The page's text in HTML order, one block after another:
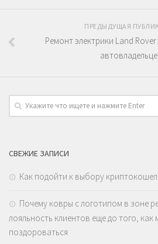
ПРЕДЫДУЩАЯ
Ремонт электрики Land
СВЕЖИЕ ЗАПИСИ
Как подойти к выбору
Почему ковры с логотипом в зоне
лояльность клиентов еще до того, как
поздороваться